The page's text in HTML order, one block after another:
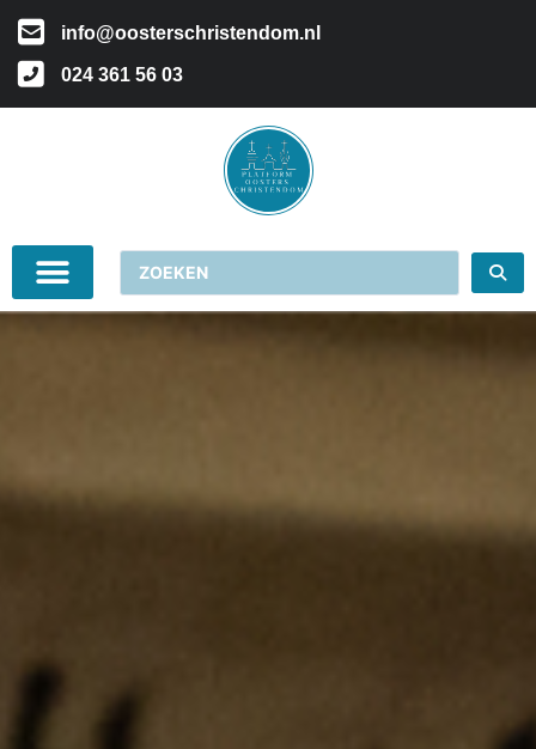
info@oosterschristendom.nl
024 361 56 03